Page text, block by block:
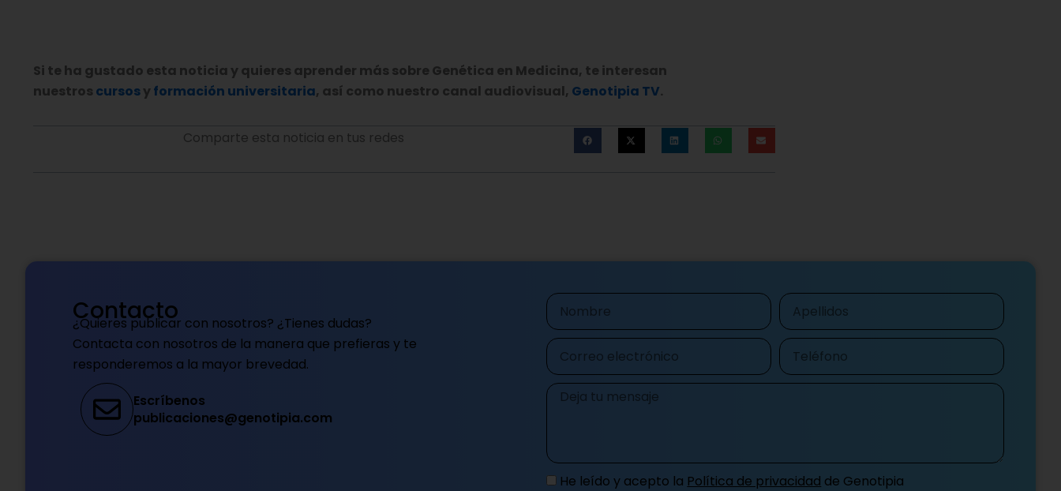
Si te ha gustado esta noticia y quieres aprender más sobre Genética en Medicina, te interesan
nuestros cursosyformación universitaria, así como nuestro canal audiovisual, Genotipia TV.
Comparte esta noticia en tus redes
Contacto
¿Quieres publicar con nosotros? ¿Tienes dudas?
Contacta con nosotros de la manera que prefieras y te
responderemos a la mayor brevedad.
Escríbenos
publicaciones@genotipia.com
Nombre Apellidos
Correo
electrónico
Teléfono
Mensaje
He leído y acepto la Política de privacidad de Genotipia